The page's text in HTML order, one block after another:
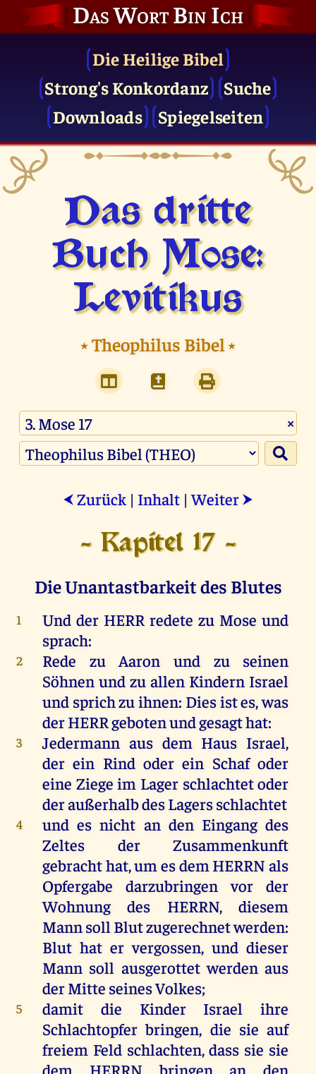
Das Wort Bin Ich
Die Heilige Bibel
Strong's Konkordanz
Suche
Downloads
Spiegelseiten
Das dritte
Buch Mose:
Levitikus
⭑Theophilus Bibel⭑
×
⮜ Zurück | Inhalt |Weiter ⮞
- Kapitel 17 -
Die Unantastbarkeit des Blutes
1 Und der HERR redete zu Mose und
sprach:
2 Rede zu Aaron und zu
seinen
Söhnen und zu allen Kindern Israel
und sprichzuihnen: Diesistes,was
derHERRgebotenundgesagthat:
3 Jedermann aus dem Haus Israel,
der ein Rind oder ein Schaf oder
eine Ziege im Lager schlachtetoder
deraußerhalbdesLagersschlachtet
4 und es nicht an den Eingang des
Zeltes derZusammenkunft
gebrachthat,um esdem HERRN als
Opfergabe darzubringenvor
der
Wohnung
des HERRN,diesem
Mannsoll Blutzugerechnetwerden:
Blut hat er vergossen,und dieser
Mann soll ausgerottet werden aus
derMitte seinesVolkes;
5 damit die Kinder Israel
ihre
Schlachtopfer bringen, die sie auf
freiem Feld schlachten, dass sie sie
dem
HERRN bringen an
den